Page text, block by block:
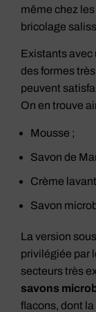
même chez
bricolage
Existants avec
des formes
peuvent
On en trouve
Mousse ;
Savon de
Crème
Savon
La version
privilégiée par
secteurs très
savons
flacons, dont